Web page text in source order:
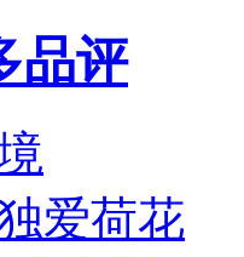
品评
爱荷花